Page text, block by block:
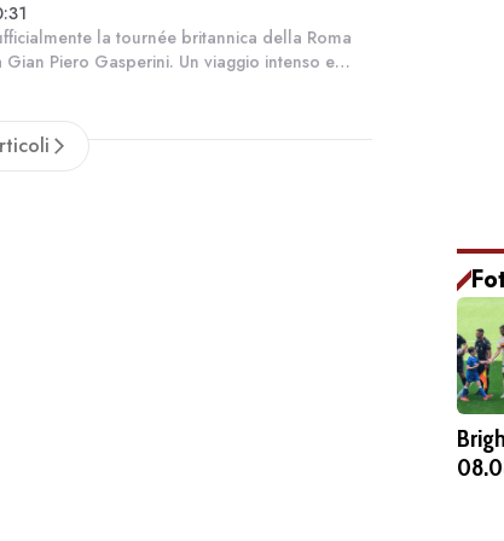
la tournée britannica della Roma
Gian Piero Gasperini. Un viaggio intenso e